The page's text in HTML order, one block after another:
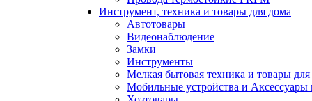
Инструмент, техника и товары для дома
Автотовары
Видеонаблюдение
Замки
Инструменты
Мелкая бытовая техника и товары для
Мобильные устройства и Аксессуары